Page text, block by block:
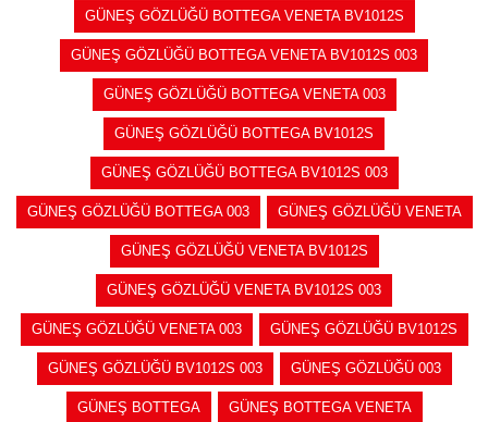
GÜNEŞ GÖZLÜĞÜ BOTTEGA VENETA BV1012S
GÜNEŞ GÖZLÜĞÜ BOTTEGA VENETA BV1012S 003
GÜNEŞ GÖZLÜĞÜ BOTTEGA VENETA 003
GÜNEŞ GÖZLÜĞÜ BOTTEGA BV1012S
GÜNEŞ GÖZLÜĞÜ BOTTEGA BV1012S 003
GÜNEŞ GÖZLÜĞÜ BOTTEGA 003 GÜNEŞ GÖZLÜĞÜ VENETA
GÜNEŞ GÖZLÜĞÜ VENETA BV1012S
GÜNEŞ GÖZLÜĞÜ VENETA BV1012S 003
GÜNEŞ GÖZLÜĞÜ VENETA 003 GÜNEŞ GÖZLÜĞÜ BV1012S
GÜNEŞ GÖZLÜĞÜ BV1012S 003 GÜNEŞ GÖZLÜĞÜ 003
GÜNEŞ BOTTEGA GÜNEŞ BOTTEGA VENETA